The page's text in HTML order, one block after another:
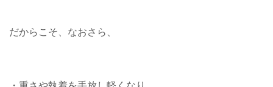
だからこそ、なおさら、